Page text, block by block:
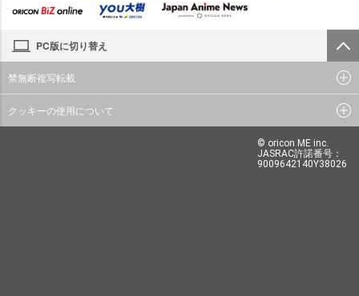
PC版に切り替え
禁無断複写転載
クッキーの使用について
© oricon ME inc.
JASRAC許諾番号：
9009642140Y38026